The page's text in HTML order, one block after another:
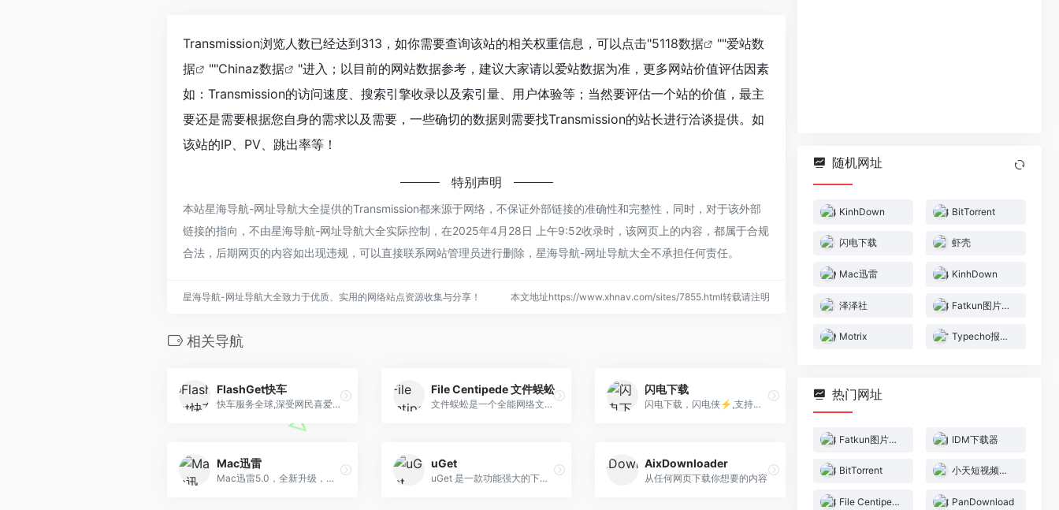
Transmission浏览人数已经达到313，如你需要查询该站的相关权重信息，可以点击"5118数据 ""爱站数
据
""Chinaz数据
"进入；以目前的网站数据参考，建议大家请以爱站数据为准，更多网站价值评估因素
如：Transmission的访问速度、搜索引擎收录以及索引量、用户体验等；当然要评估一个站的价值，最主
要还是需要根据您自身的需求以及需要，一些确切的数据则需要找Transmission的站长进行洽谈提供。如
该站的IP、PV、跳出率等！
特别声明
本站星海导航-网址导航大全提供的Transmission都来源于网络，不保证外部链接的准确性和完整性，同时，对于该外部
链接的指向，不由星海导航-网址导航大全实际控制，在2025年4月28日 上午9:52收录时，该网页上的内容，都属于合规
合法，后期网页的内容如出现违规，可以直接联系网站管理员进行删除，星海导航-网址导航大全不承担任何责任。
星海导航-网址导航大全致力于优质、实用的网络站点资源收集与分享！ 本文地址https://www.xhnav.com/sites/7855.html转载请注明
相关导航
FlashGet快车
快车服务全球,深受网民喜爱的下载工具
File Centipede 文件蜈蚣
文件蜈蚣是一个全能网络文件上传/下载器, BitTorrent客户端, WebDAV客户端, FTP客户端, 和SSH客户端. 它快速, 可定制, 用户友好, 多协议支持, 同时也包含了很多 有用的辅助工具如: HTTP请求器, 文件合并工具, 编码/解码工具等. 和网页浏览器进行集成, 你可以从网页上下载音频和视频, 甚至是加密视频.
闪电下载
闪电下载，闪电侠⚡️,支持磁力、种子、电驴、万能下载神器，支持边下边播
Mac迅雷
Mac迅雷5.0，全新升级，下载更快，内容更丰富。全网搜、播放器，搜索下载播放，一站式服务
uGet
uGet 是一款功能强大的下载工具，它不仅支持常见的下载协议，还支持插件扩展功能，可以根据需要安装不同的插件。并且，uGet支持多种语言，界面简洁易用，支持断 点续传和批量下载等功能。
AixDownloader
从任何网页下载你想要的内容
随机网址
KinhDown BitTorrent
闪电下载 虾壳
Mac迅雷 KinhDown
泽泽社 Fatkun图片下载
Motrix Typecho报纸主题LanternTown
热门网址
Fatkun图片下载 IDM下载器
BitTorrent 小天短视频在线工具
File Centipede 文件蜈蚣 PanDownload